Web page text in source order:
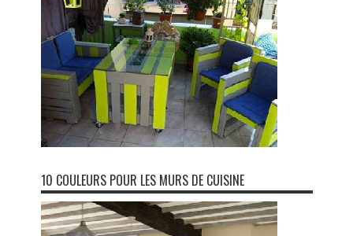
10 COULEURS POUR LES MURS DE CUISINE